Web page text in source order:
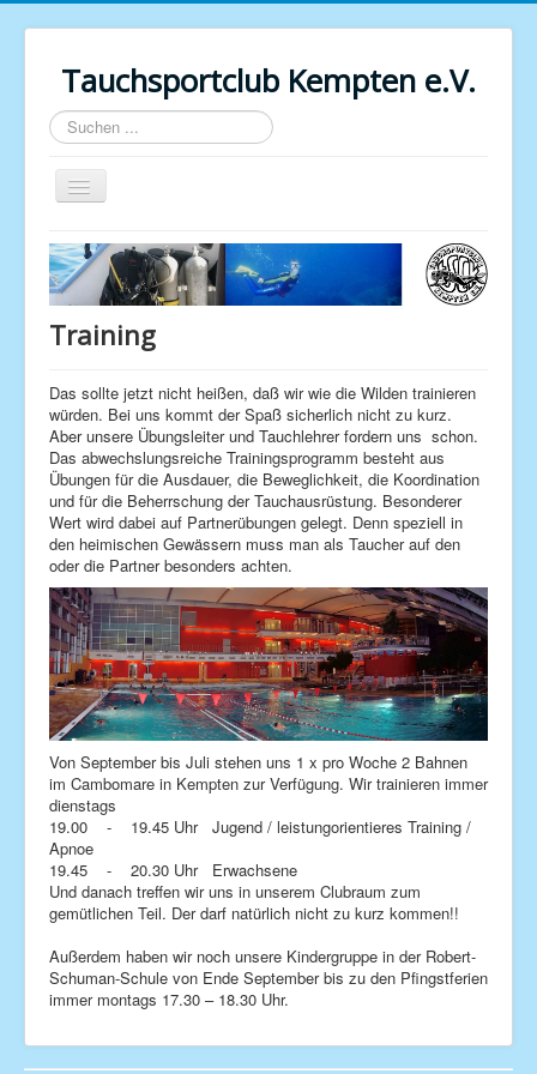
Tauchsportclub Kempten e.V.
Suchen
...
Navigation
an/aus
Startseite
Vereinsinfo
Training
Kompressorraum
Bildergalerie
Downloads
Weblinks
Kontakt
Impressum
Training
Das sollte jetzt nicht heißen, daß wir wie die Wilden trainieren
würden. Bei uns kommt der Spaß sicherlich nicht zu kurz.
Aber unsere Übungsleiter und Tauchlehrer fordern uns schon.
Das abwechslungsreiche Trainingsprogramm besteht aus
Übungen für die Ausdauer, die Beweglichkeit, die Koordination
und für die Beherrschung der Tauchausrüstung. Besonderer
Wert wird dabei auf Partnerübungen gelegt. Denn speziell in
den heimischen Gewässern muss man als Taucher auf den
oder die Partner besonders achten.
Von September bis Juli stehen uns 1 x pro Woche 2 Bahnen
im Cambomare in Kempten zur Verfügung. Wir trainieren immer
dienstags
19.00 - 19.45 Uhr Jugend / leistungorientieres Training /
Apnoe
19.45 - 20.30 Uhr Erwachsene
Und danach treffen wir uns in unserem Clubraum zum
gemütlichen Teil. Der darf natürlich nicht zu kurz kommen!!
Außerdem haben wir noch unsere Kindergruppe in der Robert-
Schuman-Schule von Ende September bis zu den Pfingstferien
immer montags 17.30 – 18.30 Uhr.